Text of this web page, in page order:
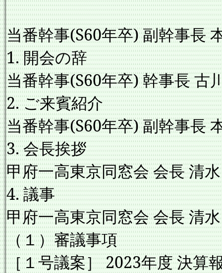
司会
当番幹事(S60年卒) 副幹事長
1. 開会の
当番幹事(S60年卒) 幹事長 古
2. ご来賓紹
当番幹事(S60年卒) 副幹事長
3. 会長挨
甲府一高東京同窓会 会長 清
4. 議事 議
甲府一高東京同窓会 会長 清
（１）審議事項
［１号議案］ 2023年